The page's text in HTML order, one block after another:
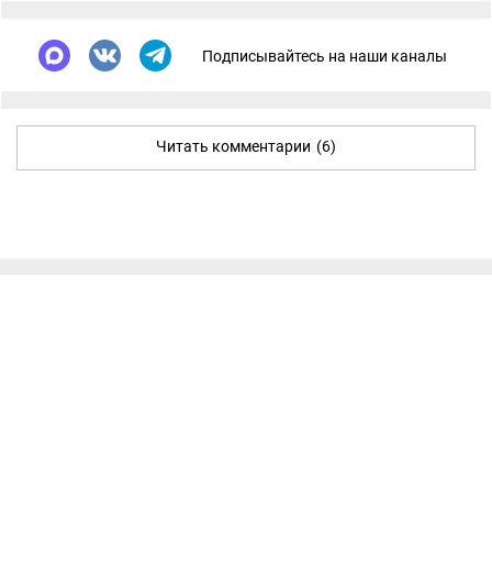
Подписывайтесь на наши каналы
Читать комментарии (6)